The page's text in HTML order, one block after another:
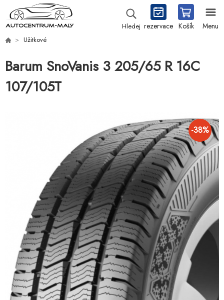
Hledej rezervace Košík Menu
Užitkové
Barum SnoVanis 3 205/65 R 16C
107/105T
-38%